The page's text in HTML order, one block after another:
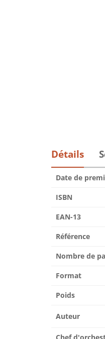
Détails
Date de
ISBN
EAN-13
Référence
Nombre de
Format
Poids
Auteur